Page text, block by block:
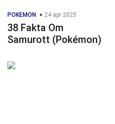
POKEMON 24 apr 2025
38 Fakta Om
Samurott (Pokémon)